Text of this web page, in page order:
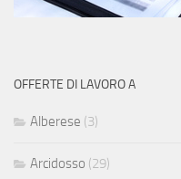
OFFERTE DI LAVORO A
Alberese (3)
Arcidosso (29)